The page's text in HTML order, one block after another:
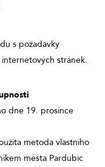
s požadavky
stránek.
dne 19. prosince
metoda vlastního
města Pardubic